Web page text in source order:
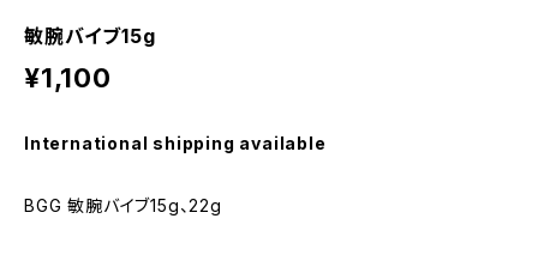
敏腕バイブ15g
¥1,100
International shipping available
BGG 敏腕バイブ15g、22g